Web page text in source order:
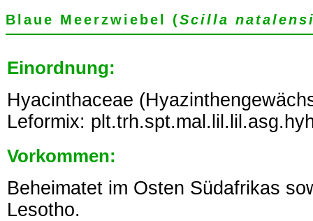
Blaue Meerzwiebel (Scilla
Einordnung:
Hyacinthaceae
Leformix:
Vorkommen:
Beheimatet im Osten Südafrikas
Lesotho.